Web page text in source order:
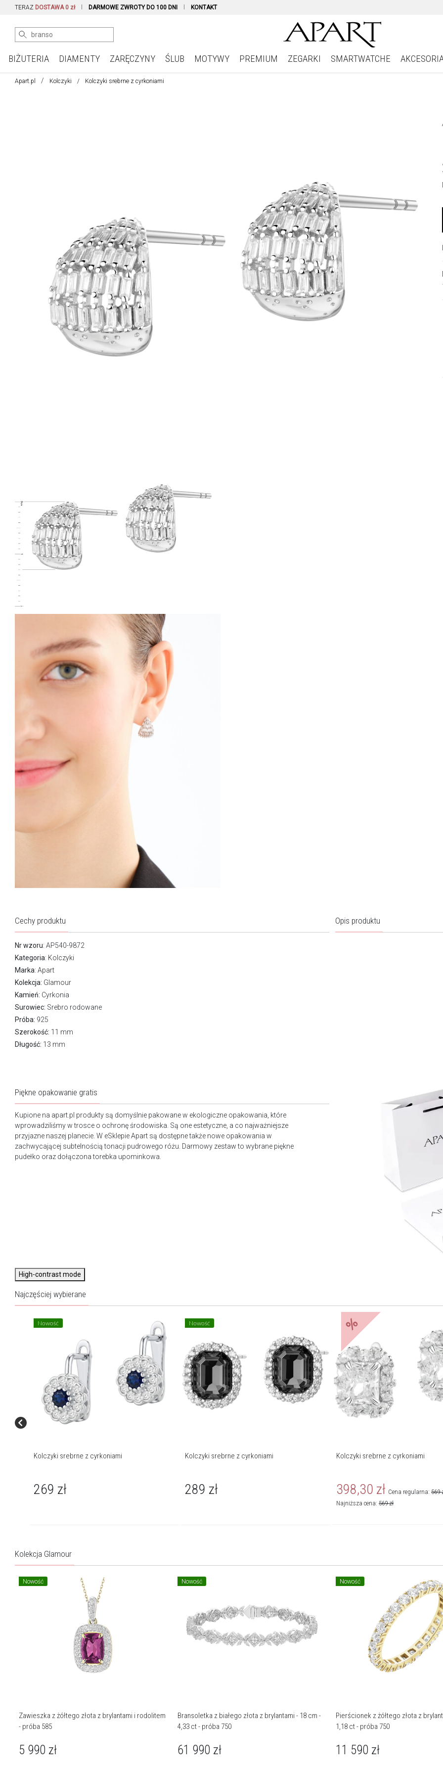
TERAZ DOSTAWA 0 zł DARMOWE ZWROTY DO 100 DNI KONTAKT
BIŻUTERIA DIAMENTY ZARĘCZYNY ŚLUB MOTYWY PREMIUM ZEGARKI SMARTWATCHE
Apart.pl Kolczyki Kolczyki srebrne z cyrkoniami
Cechy produktu
Nr wzoru: AP540-9872
Kategoria: Kolczyki
Marka: Apart
Kolekcja: Glamour
Kamień: Cyrkonia
Surowiec: Srebro rodowane
Próba: 925
Szerokość: 11 mm
Długość: 13 mm
Opis produktu
Piękne opakowanie gratis
Kupione na apart.pl produkty są domyślnie pakowane w ekologiczne opakowania, które
wprowadziliśmy w trosce o ochronę środowiska. Są one estetyczne, a co najważniejsze
przyjazne naszej planecie. W eSklepie Apart są dostępne także nowe opakowania w
zachwycającej subtelnością tonacji pudrowego różu. Darmowy zestaw to wybrane piękne
pudełko oraz dołączona torebka upominkowa.
High-contrast mode
Najczęściej wybierane
Nowość
Kolczyki srebrne z cyrkoniami
269 zł
Nowość
Kolczyki srebrne z cyrkoniami
289 zł
%
Kolczyki srebrne z cyrkoniami
398,30 zł Cena regularna: 569
Najniższa cena: 569 zł
Kolekcja Glamour
Nowość
Zawieszka z żółtego złota z brylantami i rodolitem
- próba 585
5 990 zł
Nowość
Bransoletka z białego złota z brylantami - 18 cm -
4,33 ct - próba 750
61 990 zł
Nowość
Pierścionek z żółtego złota z
1,18 ct - próba 750
11 590 zł